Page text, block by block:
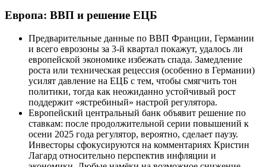
Европа: ВВП и решение ЕЦБ
Предварительные данные по ВВП Франции, Германии
и всего еврозоны за 3-й квартал покажут, удалось ли
европейской экономике избежать спада. Замедление
роста или техническая рецессия (особенно в Германии)
усилят давление на ЕЦБ с тем, чтобы смягчить тон
политики, тогда как неожиданно устойчивый рост
поддержит «ястребиный» настрой регулятора.
Европейский центральный банк объявит решение по
ставкам: после продолжительной серии повышений к
осени 2025 года регулятор, вероятно, сделает паузу.
Инвесторы сфокусируются на комментариях Кристин
Лагард относительно перспектив инфляции и